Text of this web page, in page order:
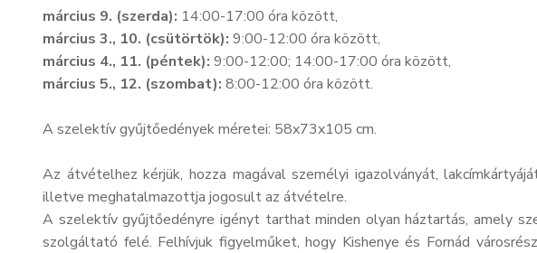
március 9. (szerda): 14:00-17:00 óra között,
március 3., 10. (csütörtök): 9:00-12:00 óra között,
március 4., 11. (péntek): 9:00-12:00; 14:00-17:00 óra között,
március 5., 12. (szombat): 8:00-12:00 óra között.
A szelektív gyűjtőedények méretei: 58x73x105 cm.
Az átvételhez kérjük, hozza magával személyi igazolványát,
illetve meghatalmazottja jogosult az átvételre.
A szelektív gyűjtőedényre igényt tarthat minden olyan háztartás, amely
szolgáltató felé. Felhívjuk figyelműket, hogy Kishenye és Fornád